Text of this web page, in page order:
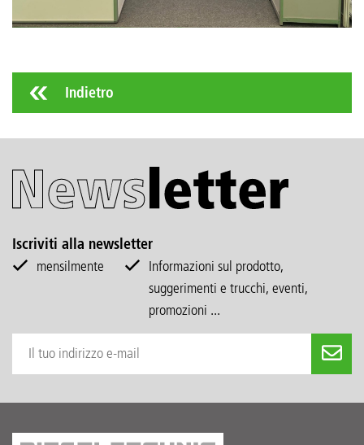
Indietro
Iscriviti alla newsletter
mensilmente
Informazioni sul prodotto,
suggerimenti e trucchi, eventi,
promozioni ...